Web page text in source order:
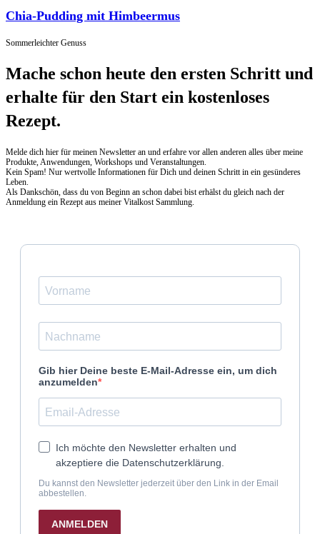
Chia-Pudding mit Himbeermus
Sommerleichter Genuss
Mache schon heute den ersten Schritt und
erhalte für den Start ein kostenloses
Rezept.
Melde dich hier für meinen Newsletter an und erfahre vor allen anderen alles über meine
Produkte, Anwendungen, Workshops und Veranstaltungen.
Kein Spam! Nur wertvolle Informationen für Dich und deinen Schritt in ein gesünderes
Leben.
Als Dankschön, dass du von Beginn an schon dabei bist erhälst du gleich nach der
Anmeldung ein Rezept aus meiner Vitalkost Sammlung.